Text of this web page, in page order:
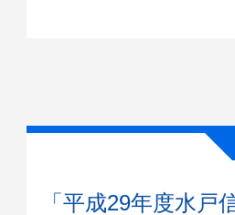
「平成29年度水戸